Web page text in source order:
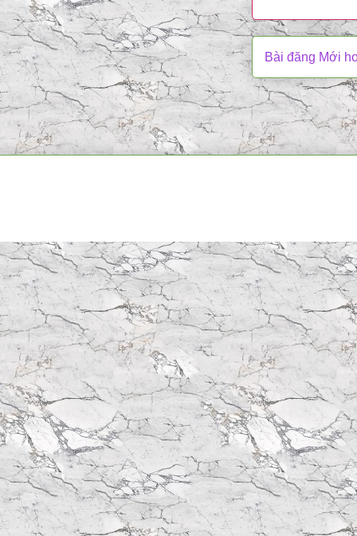
Bài đăng Mới